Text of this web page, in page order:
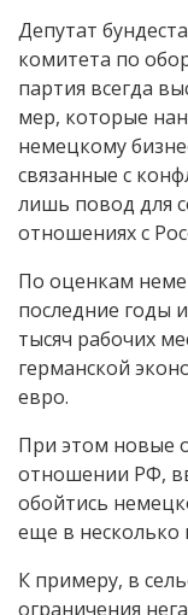
Депутат
комитета по
партия всегда
мер, которые
немецкому
связанные с
лишь повод для
отношениях с
По оценкам
последние годы
тысяч рабочих
германской
евро.
При этом новые
отношении РФ,
обойтись
еще в несколько
К примеру, в
ограничения